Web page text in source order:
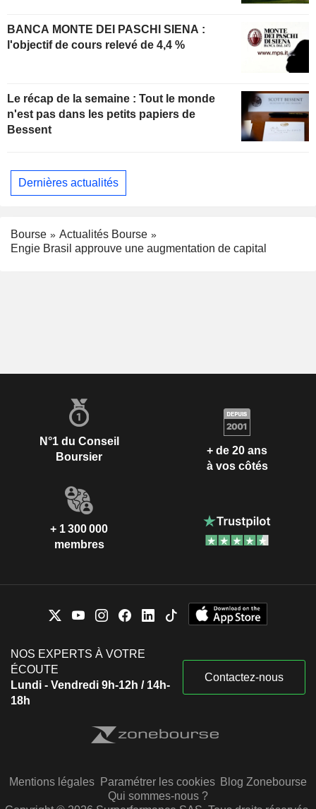
BANCA MONTE DEI PASCHI SIENA :
l'objectif de cours relevé de 4,4 %
Le récap de la semaine : Tout le monde
n'est pas dans les petits papiers de
Bessent
Dernières actualités
Bourse
Actualités Bourse
Engie Brasil approuve une augmentation de capital
N°1 du Conseil
Boursier
+ de 20 ans
à vos côtés
+ 1 300 000
membres
NOS EXPERTS À VOTRE
ÉCOUTE
Lundi - Vendredi 9h-12h / 14h-
18h
Contactez-nous
Mentions légales Paramétrer les cookies Blog Zonebourse
Qui sommes-nous ?